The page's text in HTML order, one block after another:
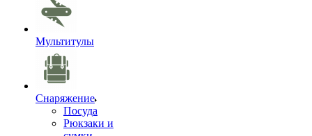
Мультитулы
Снаряжение
Посуда
Рюкзаки и